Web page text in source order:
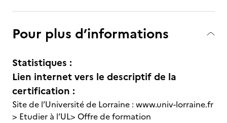
Pour plus d’informations
Statistiques :
Lien internet vers le descriptif de la
certification :
Site de l’Université de Lorraine : www.univ-lorraine.fr
> Etudier à l’UL> Offre de formation